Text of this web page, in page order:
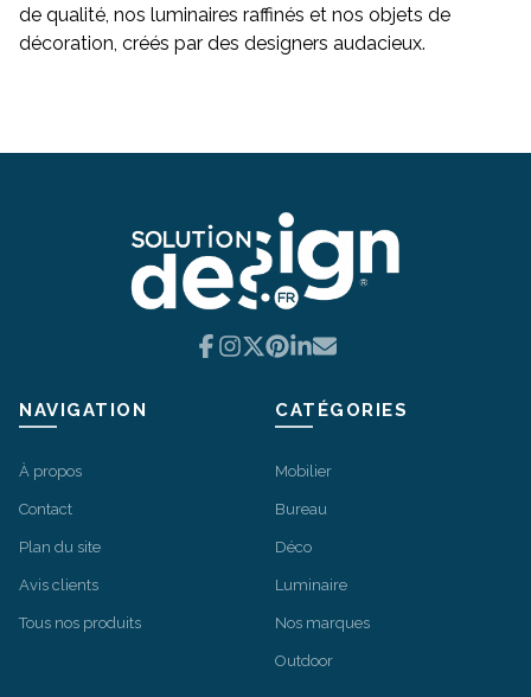
de qualité, nos luminaires raffinés et nos objets de
décoration, créés par des designers audacieux.
Facebook
Instagram
X Pinterest
LinkedIn
Email
NAVIGATION
À propos
Contact
Plan du site
Avis clients
Tous nos produits
CATÉGORIES
Mobilier
Bureau
Déco
Luminaire
Nos marques
Outdoor